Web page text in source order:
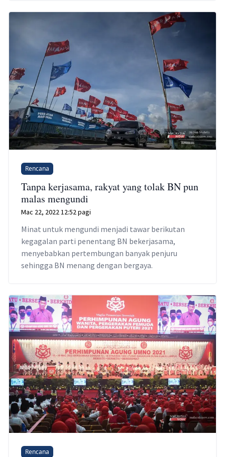
Rencana
Tanpa kerjasama, rakyat yang tolak BN pun
malas mengundi
Mac 22, 2022 12:52 pagi
Minat untuk mengundi menjadi tawar berikutan
kegagalan parti penentang BN bekerjasama,
menyebabkan pertembungan banyak penjuru
sehingga BN menang dengan bergaya.
Rencana